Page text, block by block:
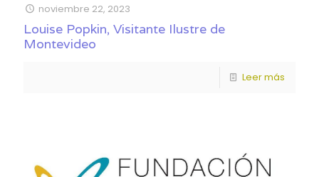
noviembre 22, 2023
Louise Popkin, Visitante Ilustre de
Montevideo
Leer más